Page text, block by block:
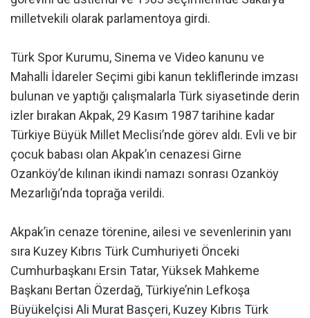
milletvekili olarak parlamentoya girdi.
Türk Spor Kurumu, Sinema ve Video kanunu ve
Mahalli İdareler Seçimi gibi kanun tekliflerinde imzası
bulunan ve yaptığı çalışmalarla Türk siyasetinde derin
izler bırakan Akpak, 29 Kasım 1987 tarihine kadar
Türkiye Büyük Millet Meclisi’nde görev aldı. Evli ve bir
çocuk babası olan Akpak’ın cenazesi Girne
Ozanköy’de kılınan ikindi namazı sonrası Ozanköy
Mezarlığı’nda toprağa verildi.
Akpak’in cenaze törenine, ailesi ve sevenlerinin yanı
sıra Kuzey Kıbrıs Türk Cumhuriyeti Önceki
Cumhurbaşkanı Ersin Tatar, Yüksek Mahkeme
Başkanı Bertan Özerdağ, Türkiye’nin Lefkoşa
Büyükelçisi Ali Murat Basçeri, Kuzey Kıbrıs Türk